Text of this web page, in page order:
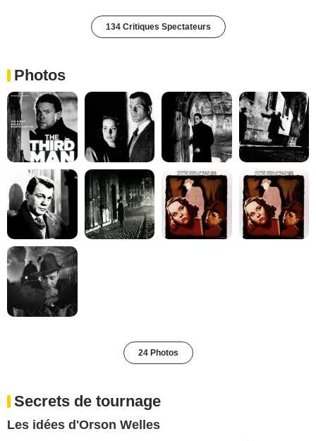
134 Critiques Spectateurs
Photos
24 Photos
Secrets de tournage
Les idées d'Orson Welles